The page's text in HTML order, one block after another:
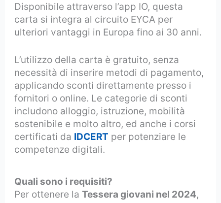
Disponibile attraverso l’app IO, questa
carta si integra al circuito EYCA per
ulteriori vantaggi in Europa fino ai 30 anni.
L’utilizzo della carta è gratuito, senza
necessità di inserire metodi di pagamento,
applicando sconti direttamente presso i
fornitori o online. Le categorie di sconti
includono alloggio, istruzione, mobilità
sostenibile e molto altro, ed anche i corsi
certificati da IDCERT per potenziare le
competenze digitali.
Quali sono i requisiti?
Per ottenere laTessera giovani nel 2024,